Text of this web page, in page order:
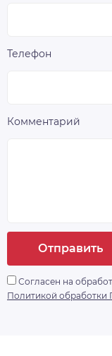
Телефон
Комментарий
Отправить
Согласен на
Политикой обработки